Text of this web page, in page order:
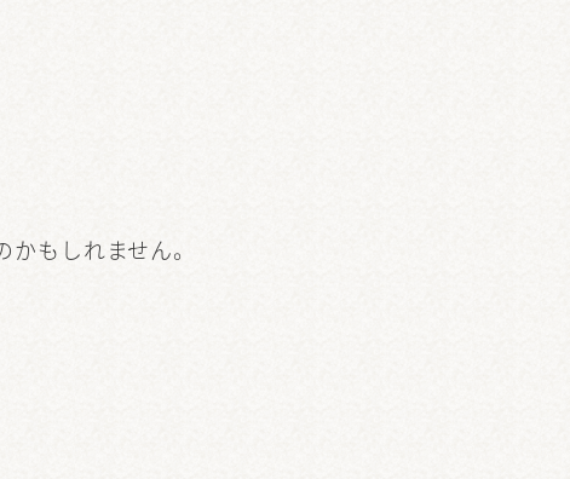
もしれません。